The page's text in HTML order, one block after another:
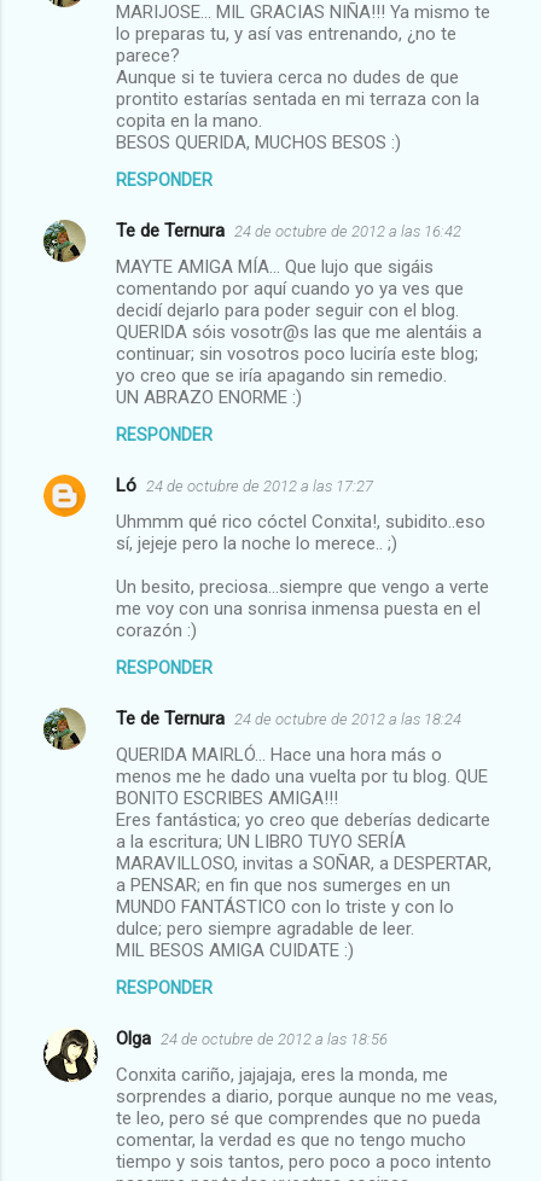
MARIJOSE... MIL GRACIAS NIÑA!!! Ya mismo te
lo preparas tu, y así vas entrenando, ¿no te
parece?
Aunque si te tuviera cerca no dudes de que
prontito estarías sentada en mi terraza con la
copita en la mano.
BESOS QUERIDA, MUCHOS BESOS :)
RESPONDER
Te de Ternura 24 de octubre de 2012 a las 16:42
MAYTE AMIGA MÍA... Que lujo que sigáis
comentando por aquí cuando yo ya ves que
decidí dejarlo para poder seguir con el blog.
QUERIDA sóis vosotr@s las que me alentáis a
continuar; sin vosotros poco luciría este blog;
yo creo que se iría apagando sin remedio.
UN ABRAZO ENORME :)
RESPONDER
Ló 24 de octubre de 2012 a las 17:27
Uhmmm qué rico cóctel Conxita!, subidito..eso
sí, jejeje pero la noche lo merece.. ;)
Un besito, preciosa...siempre que vengo a verte
me voy con una sonrisa inmensa puesta en el
corazón :)
RESPONDER
Te de Ternura 24 de octubre de 2012 a las 18:24
QUERIDA MAIRLÓ... Hace una hora más o
menos me he dado una vuelta por tu blog. QUE
BONITO ESCRIBES AMIGA!!!
Eres fantástica; yo creo que deberías dedicarte
a la escritura; UN LIBRO TUYO SERÍA
MARAVILLOSO, invitas a SOÑAR, a DESPERTAR,
a PENSAR; en fin que nos sumerges en un
MUNDO FANTÁSTICO con lo triste y con lo
dulce; pero siempre agradable de leer.
MIL BESOS AMIGA CUIDATE :)
RESPONDER
Olga 24 de octubre de 2012 a las 18:56
Conxita cariño, jajajaja, eres la monda, me
sorprendes a diario, porque aunque no me veas,
te leo, pero sé que comprendes que no pueda
comentar, la verdad es que no tengo mucho
tiempo y sois tantos, pero poco a poco intento